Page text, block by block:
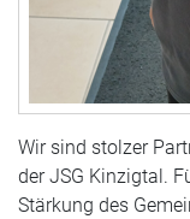
Wir sind stolzer
der JSG Kinzigtal.
Stärkung des